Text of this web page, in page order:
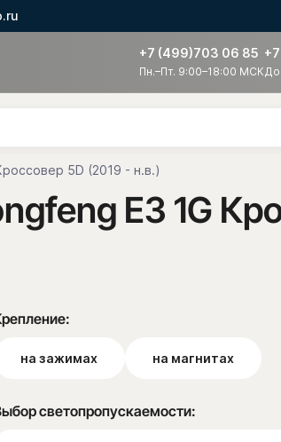
+7 (499)703 06 85
Пн.–Пт. 9:00–18:00 МСК
5D (2019 - н.в.)
E3 1G
на зажимах на магнитах
светопропускаемости: